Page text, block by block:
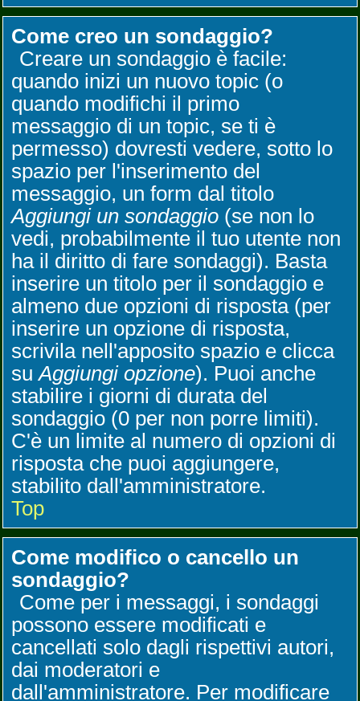
Come creo un sondaggio?
Creare un sondaggio è facile:
quando inizi un nuovo topic (o
quando modifichi il primo
messaggio di un topic, se ti è
permesso) dovresti vedere, sotto lo
spazio per l'inserimento del
messaggio, un form dal titolo
Aggiungi un sondaggio (se non lo
vedi, probabilmente il tuo utente non
ha il diritto di fare sondaggi). Basta
inserire un titolo per il sondaggio e
almeno due opzioni di risposta (per
inserire un opzione di risposta,
scrivila nell'apposito spazio e clicca
suAggiungi opzione). Puoi anche
stabilire i giorni di durata del
sondaggio (0 per non porre limiti).
C'è un limite al numero di opzioni di
risposta che puoi aggiungere,
stabilito dall'amministratore.
Top
Come modifico o cancello un
sondaggio?
Come per i messaggi, i sondaggi
possono essere modificati e
cancellati solo dagli rispettivi autori,
dai moderatori e
dall'amministratore. Per modificare